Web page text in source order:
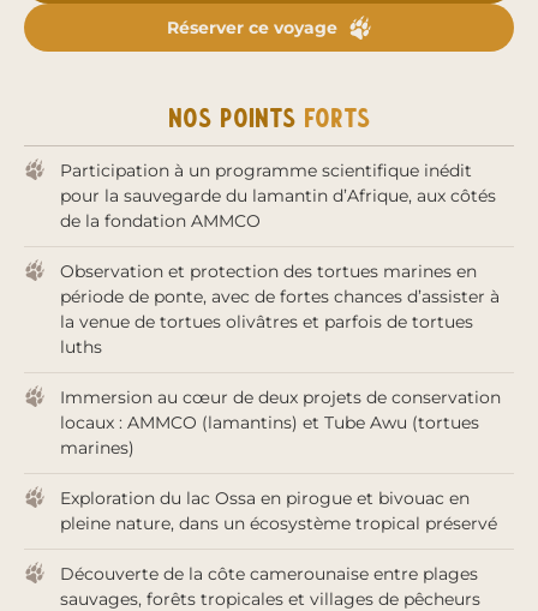
rencontres avec les communautés locales et moments
de contemplation face à l’océan ou à la forêt tropicale,
Une expérience unique pour découvrir le Cameroun
autrement, en contribuant concrètement à la
protection du vivant.
Réserver ce voyage
Nos points forts
Participation à un programme scientifique inédit
pour la sauvegarde du lamantin d’Afrique, aux côtés
de la fondation AMMCO
Observation et protection des tortues marines en
période de ponte, avec de fortes chances d’assister à
la venue de tortues olivâtres et parfois de tortues
luths
Immersion au cœur de deux projets de conservation
locaux : AMMCO (lamantins) et Tube Awu (tortues
marines)
Exploration du lac Ossa en pirogue et bivouac en
pleine nature, dans un écosystème tropical préservé
Découverte de la côte camerounaise entre plages
sauvages, forêts tropicales et villages de pêcheurs